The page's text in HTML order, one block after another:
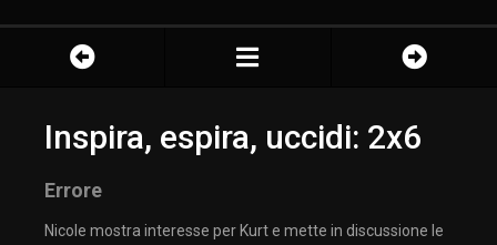
Inspira, espira, uccidi: 2x6
Errore
Nicole mostra interesse per Kurt e mette in discussione le